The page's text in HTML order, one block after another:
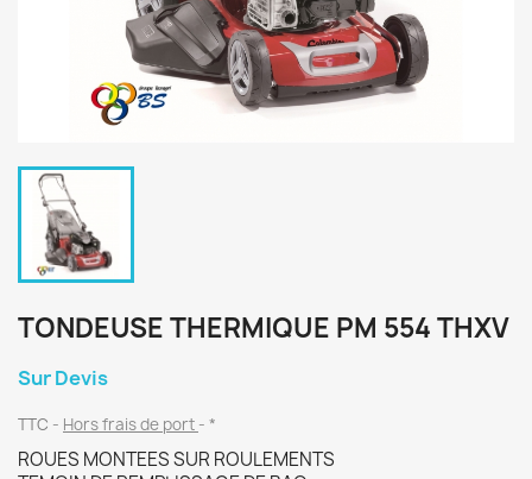
TONDEUSE THERMIQUE PM 554 THXV
Sur Devis
TTC Hors frais de port *
ROUES MONTEES SUR ROULEMENTS